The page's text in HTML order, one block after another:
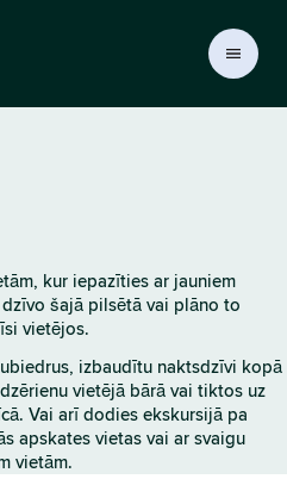
kur iepazīties ar jauniem
šajā pilsētā vai plāno to
vietējos.
izbaudītu naktsdzīvi kopā
vietējā bārā vai tiktos uz
Vai arī dodies ekskursijā pa
apskates vietas vai ar svaigu
vietām.